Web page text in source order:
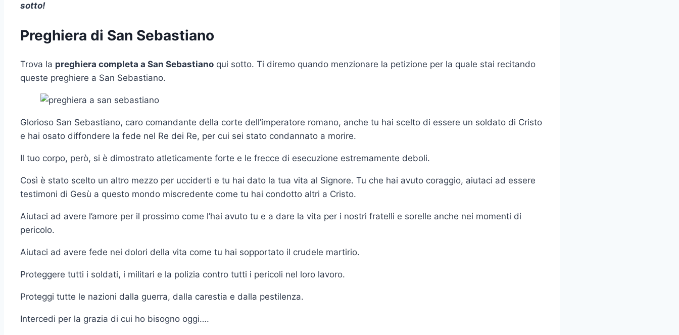
sotto!
Preghiera di San Sebastiano
Trova la preghiera completa a San Sebastiano qui sotto. Ti diremo quando menzionare la petizione per la quale stai recitando
queste preghiere a San Sebastiano.
Glorioso San Sebastiano, caro comandante della corte dell’imperatore romano, anche tu hai scelto di essere un soldato di Cristo
e hai osato diffondere la fede nel Re dei Re, per cui sei stato condannato a morire.
Il tuo corpo, però, si è dimostrato atleticamente forte e le frecce di esecuzione estremamente deboli.
Così è stato scelto un altro mezzo per ucciderti e tu hai dato la tua vita al Signore. Tu che hai avuto coraggio, aiutaci ad essere
testimoni di Gesù a questo mondo miscredente come tu hai condotto altri a Cristo.
Aiutaci ad avere l’amore per il prossimo come l’hai avuto tu e a dare la vita per i nostri fratelli e sorelle anche nei momenti di
pericolo.
Aiutaci ad avere fede nei dolori della vita come tu hai sopportato il crudele martirio.
Proteggere tutti i soldati, i militari e la polizia contro tutti i pericoli nel loro lavoro.
Proteggi tutte le nazioni dalla guerra, dalla carestia e dalla pestilenza.
Intercedi per la grazia di cui ho bisogno oggi….